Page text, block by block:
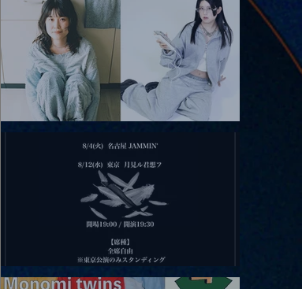
2026.08.12 |【観覧】田澤孝介 ソロワンマン 「Ballad Box 2026」